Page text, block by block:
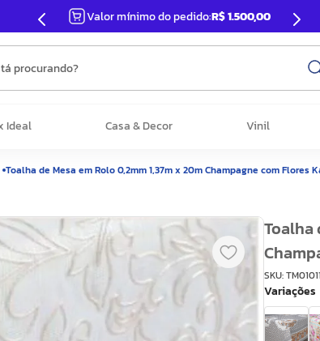
Valor mínimo do pedido:R$ 1.500,00
procurando?
Ideal Casa & Decor Vinil
Toalha de Mesa em Rolo 0,2mm 1,37m x 20m Champagne com Flores
Toalha
SKU: